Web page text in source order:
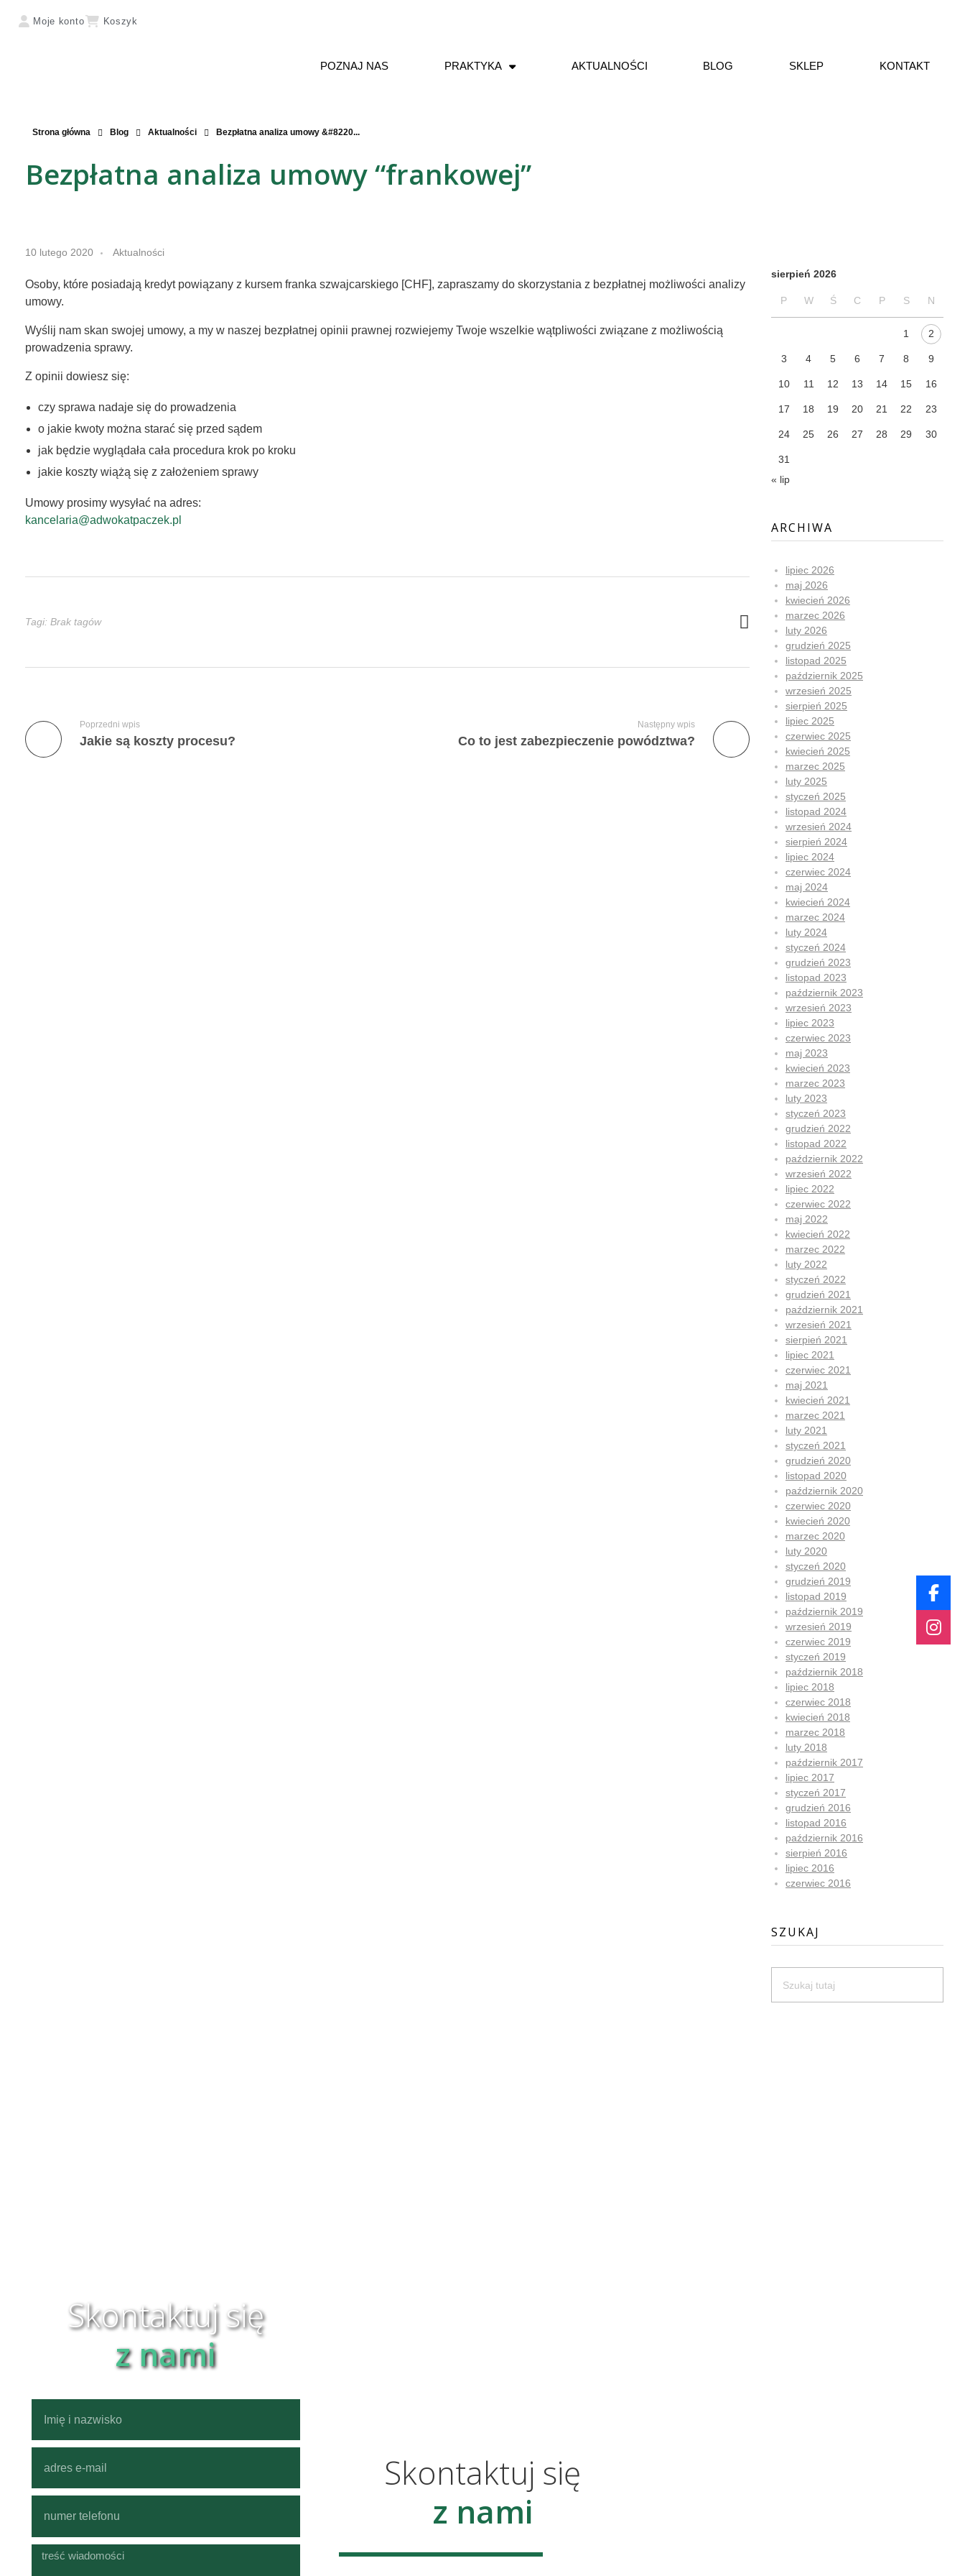
Moje konto Koszyk
POZNAJ NAS PRAKTYKA AKTUALNOŚCI BLOG SKLEP KONTAKT
Strona główna Blog Aktualności Bezpłatna analiza umowy &#8220...
Bezpłatna analiza umowy “frankowej”
B
e
z
p
ł
t
n
a
a
z
u
m
10 lutego 2020 Aktualności
Osoby, które posiadają kredyt powiązany z kursem franka szwajcarskiego [CHF], zapraszamy do skorzystania z bezpłatnej możliwości analizy
umowy.
Wyślij nam skan swojej umowy, a my w naszej bezpłatnej opinii prawnej rozwiejemy Twoje wszelkie wątpliwości związane z możliwością
prowadzenia sprawy.
Z opinii dowiesz się:
czy sprawa nadaje się do prowadzenia
o jakie kwoty można starać się przed sądem
jak będzie wyglądała cała procedura krok po kroku
jakie koszty wiążą się z założeniem sprawy
Umowy prosimy wysyłać na adres:
kancelaria@adwokatpaczek.pl
Tagi: Brak tagów
Poprzedni wpis
Jakie są koszty procesu?
Następny wpis
Co to jest zabezpieczenie powództwa?
sierpień 2026
P W Ś C P S N
1 2
3 4 5 6 7 8 9
10 11 12 13 14 15 16
17 18 19 20 21 22 23
24 25 26 27 28 29 30
31
« lip
ARCHIWA
lipiec 2026
maj 2026
kwiecień 2026
marzec 2026
luty 2026
grudzień 2025
listopad 2025
październik 2025
wrzesień 2025
sierpień 2025
lipiec 2025
czerwiec 2025
kwiecień 2025
marzec 2025
luty 2025
styczeń 2025
listopad 2024
wrzesień 2024
sierpień 2024
lipiec 2024
czerwiec 2024
maj 2024
kwiecień 2024
marzec 2024
luty 2024
styczeń 2024
grudzień 2023
listopad 2023
październik 2023
wrzesień 2023
lipiec 2023
czerwiec 2023
maj 2023
kwiecień 2023
marzec 2023
luty 2023
styczeń 2023
grudzień 2022
listopad 2022
październik 2022
wrzesień 2022
lipiec 2022
czerwiec 2022
maj 2022
kwiecień 2022
marzec 2022
luty 2022
styczeń 2022
grudzień 2021
październik 2021
wrzesień 2021
sierpień 2021
lipiec 2021
czerwiec 2021
maj 2021
kwiecień 2021
marzec 2021
luty 2021
styczeń 2021
grudzień 2020
listopad 2020
październik 2020
czerwiec 2020
kwiecień 2020
marzec 2020
luty 2020
styczeń 2020
grudzień 2019
listopad 2019
październik 2019
wrzesień 2019
czerwiec 2019
styczeń 2019
październik 2018
lipiec 2018
czerwiec 2018
kwiecień 2018
marzec 2018
luty 2018
październik 2017
lipiec 2017
styczeń 2017
grudzień 2016
listopad 2016
październik 2016
sierpień 2016
lipiec 2016
czerwiec 2016
SZUKAJ
Skontaktuj się
z nami
Skontaktuj się
z nami